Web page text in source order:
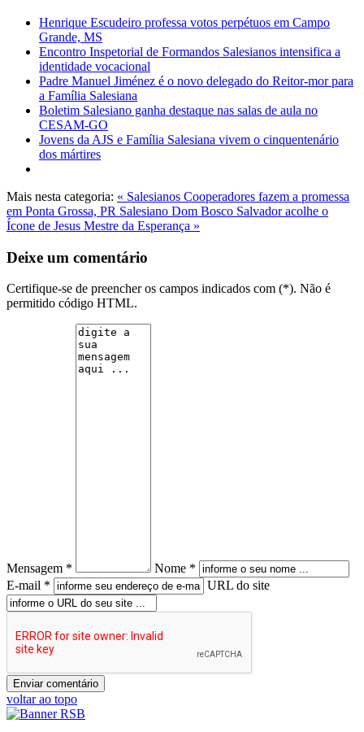
Henrique Escudeiro professa votos perpétuos em Campo
Grande, MS
Encontro Inspetorial de Formandos Salesianos intensifica a
identidade vocacional
Padre Manuel Jiménez é o novo delegado do Reitor-mor para
a Família Salesiana
Boletim Salesiano ganha destaque nas salas de aula no
CESAM-GO
Jovens da AJS e Família Salesiana vivem o cinquentenário
dos mártires
Mais nesta categoria: « Salesianos Cooperadores fazem a promessa
em Ponta Grossa, PR Salesiano Dom Bosco Salvador acolhe o
Ícone de Jesus Mestre da Esperança »
Deixe um comentário
Certifique-se de preencher os campos indicados com (*). Não é
permitido código HTML.
Mensagem *
Nome *
E-mail *
URL do site
voltar ao topo